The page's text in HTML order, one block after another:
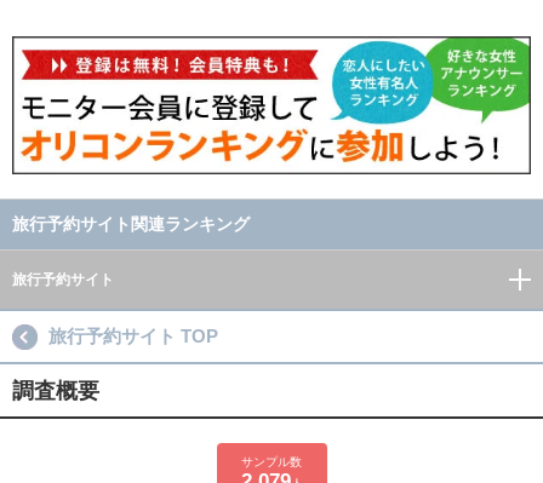
旅行予約サイト関連ランキング
旅行予約サイト
旅行予約サイト TOP
調査概要
サンプル数